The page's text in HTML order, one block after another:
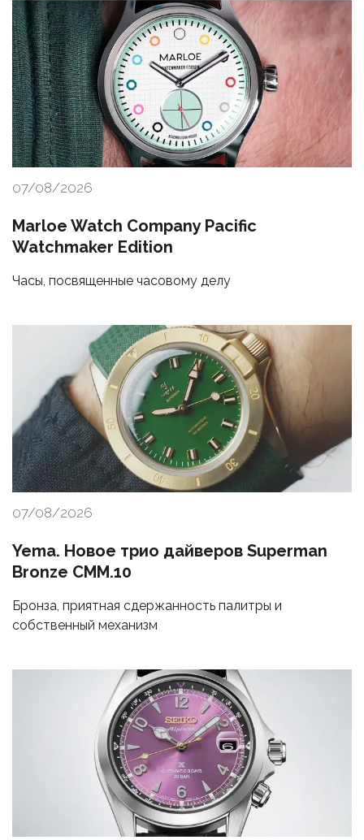
07/08/2026
Marloe Watch Company Pacific
Watchmaker Edition
Часы, посвященные часовому делу
07/08/2026
Yema. Новое трио дайверов Superman
Bronze CMM.10
Бронза, приятная сдержанность палитры и
собственный механизм